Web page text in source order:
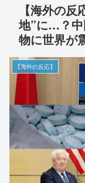
【海外の
地”に…？中
物に世界が
【海外の反応】